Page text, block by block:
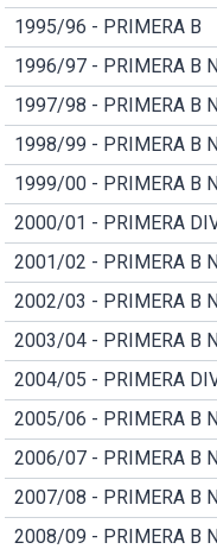
1995/96 - PRIMERA B
1996/97 - PRIMERA B
1997/98 - PRIMERA B
1998/99 - PRIMERA B
1999/00 - PRIMERA B
2000/01 - PRIMERA
2001/02 - PRIMERA B
2002/03 - PRIMERA B
2003/04 - PRIMERA B
2004/05 - PRIMERA
2005/06 - PRIMERA B
2006/07 - PRIMERA B
2007/08 - PRIMERA B
2008/09 - PRIMERA B